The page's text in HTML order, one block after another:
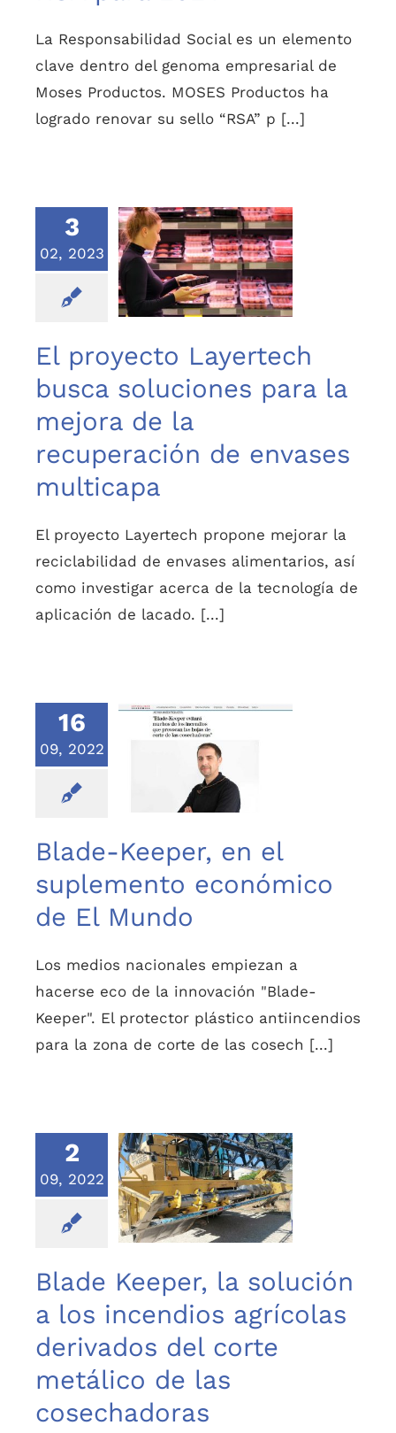
La Responsabilidad Social es un elemento
clave dentro del genoma empresarial de
Moses Productos. MOSES Productos ha
logrado renovar su sello “RSA” p [...]
3
02, 2023
El proyecto
Layertech busca
soluciones para la
mejora de la
recuperación de
El proyecto Layertech
busca soluciones para la
mejora de la
recuperación de envases
multicapa
El proyecto Layertech propone mejorar la
reciclabilidad de envases alimentarios, así
como investigar acerca de la tecnología de
aplicación de lacado. [...]
16
09, 2022
Blade-Keeper, en el
suplemento
económico de El
Mundo
Blade-Keeper, en el
suplemento económico
de El Mundo
Los medios nacionales empiezan a
hacerse eco de la innovación "Blade-
Keeper". El protector plástico antiincendios
para la zona de corte de las cosech [...]
2
09, 2022
Blade Keeper, la
solución a los
incendios agrícolas
derivados del corte
metálico de las
Blade Keeper, la solución
a los incendios agrícolas
derivados del corte
metálico de las
cosechadoras